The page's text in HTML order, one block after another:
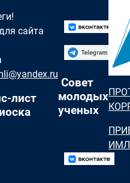
сайта
лист
Совет
молодых
ученых